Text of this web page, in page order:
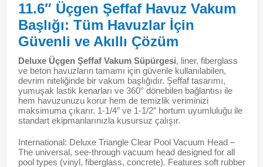
11.6″ Üçgen Şeffaf Havuz Vakum
Başlığı: Tüm Havuzlar İçin
Güvenli ve Akıllı Çözüm
Deluxe Üçgen Şeffaf Vakum Süpürgesi, liner, fiberglass
ve beton havuzların tamamı için güvenle kullanılabilen,
devrim niteliğinde bir vakum başlığıdır. Şeffaf tasarımı,
yumuşak lastik kenarları ve 360° dönebilen bağlantısı ile
hem havuzunuzu korur hem de temizlik veriminizi
maksimuma çıkarır. 1-1/4″ ve 1-1/2″ hortum uyumluluğu ile
standart ekipmanlarınızla kusursuz çalışır.
International: Deluxe Triangle Clear Pool Vacuum Head –
The universal, see-through vacuum head designed for all
pool types (vinyl, fiberglass, concrete). Features soft rubber